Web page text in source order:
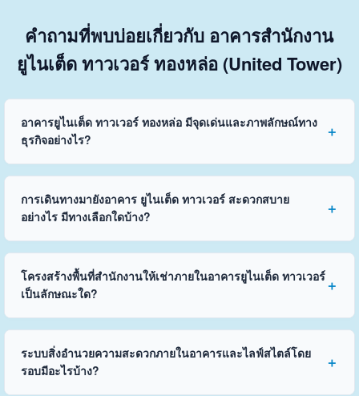
คำถามที่พบบ่อยเกี่ยวกับ อาคารสำนักงาน
ยูไนเต็ด ทาวเวอร์ ทองหล่อ (United Tower)
อาคารยูไนเต็ด ทาวเวอร์ ทองหล่อ มีจุดเด่นและภาพลักษณ์ทาง
ธุรกิจอย่างไร?
การเดินทางมายังอาคาร ยูไนเต็ด ทาวเวอร์ สะดวกสบาย
อย่างไร มีทางเลือกใดบ้าง?
โครงสร้างพื้นที่สำนักงานให้เช่าภายในอาคารยูไนเต็ด ทาวเวอร์
เป็นลักษณะใด?
ระบบสิ่งอำนวยความสะดวกภายในอาคารและไลฟ์สไตล์โดย
รอบมีอะไรบ้าง?